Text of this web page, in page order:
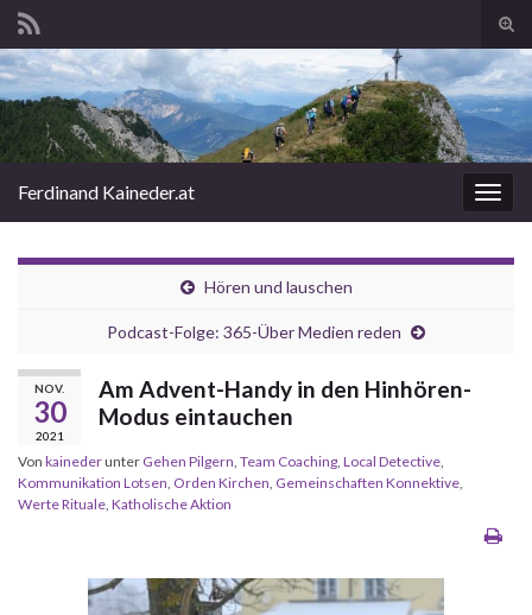
Search for:
Ferdinand Kaineder.at
Hören und lauschen
Podcast-Folge: 365-Über Medien reden
NOV.
30
2021
Am Advent-Handy in den Hinhören-
Modus eintauchen
Von kainederunter Gehen Pilgern Team Coaching Local Detective
Kommunikation Lotsen Orden Kirchen Gemeinschaften Konnektive
Werte Rituale Katholische Aktion